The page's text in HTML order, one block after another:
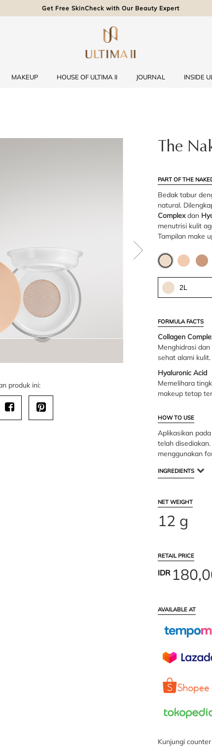
Get Free SkinCheck with Our Beauty Expert
MAKEUP HOUSE OF ULTIMA II JOURNAL INSIDE
produk ini:
The
PART OF THE
Bedak tabur
natural.
Complexdan
menutrisi kulit
Tampilan make
2L
FORMULA FACTS
Collagen
Menghidrasi
sehat alami kulit.
Hyaluronic Acid
Memelihara
makeup tetap
HOW TO USE
Aplikasikan
telah
menggunakan
INGREDIENTS
NET WEIGHT
12 g
RETAIL PRICE
IDR
AVAILABLE AT
Kunjungi